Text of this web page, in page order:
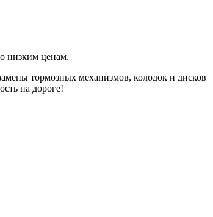
низким ценам.
тормозных механизмов, колодок и дисков
на дороге!